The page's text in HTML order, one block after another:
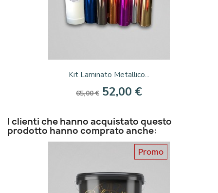
Kit Laminato Metallico...
65,00 € 52,00 €
I clienti che hanno acquistato questo
prodotto hanno comprato anche:
Promo